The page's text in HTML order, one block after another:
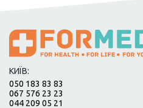
КИЇВ:
050 183 83 83
067 576 23 23
044 209 05 21